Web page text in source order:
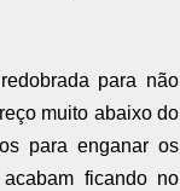
para não
muito abaixo do
para enganar os
ficando no